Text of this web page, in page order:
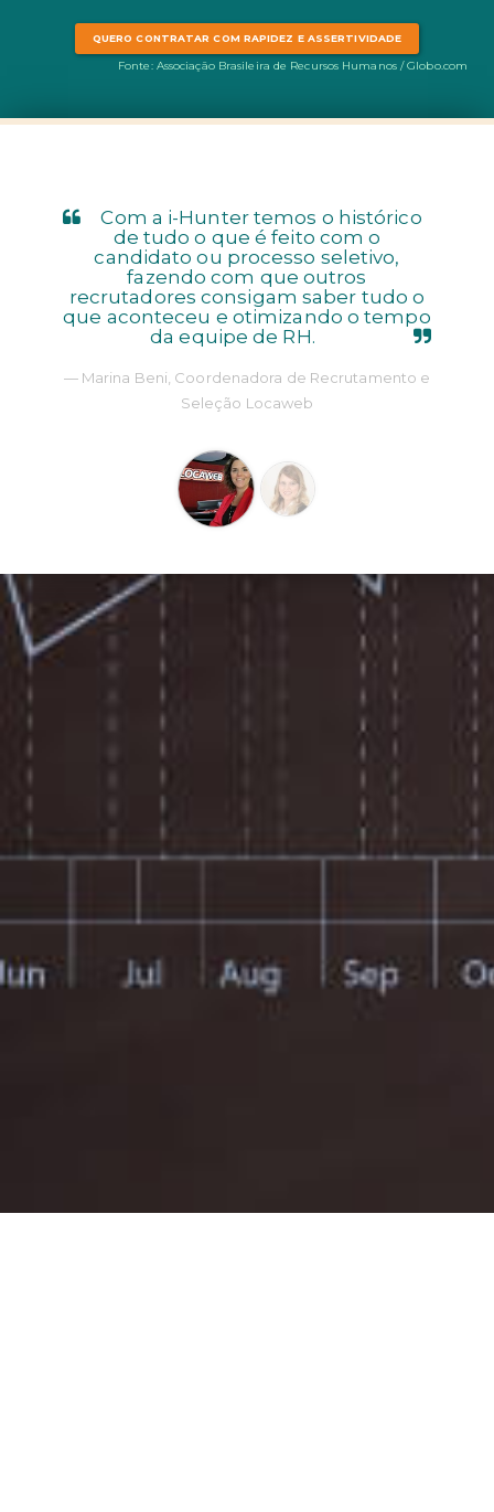
QUERO CONTRATAR COM RAPIDEZ E ASSERTIVIDADE
Fonte: Associação Brasileira de Recursos Humanos / Globo.com
Com a i-Hunter temos o histórico
de tudo o que é feito com o
candidato ou processo seletivo,
fazendo com que outros
recrutadores consigam saber tudo o
que aconteceu e otimizando o tempo
da equipe de RH.
Marina Beni, Coordenadora de Recrutamento e
Seleção Locaweb